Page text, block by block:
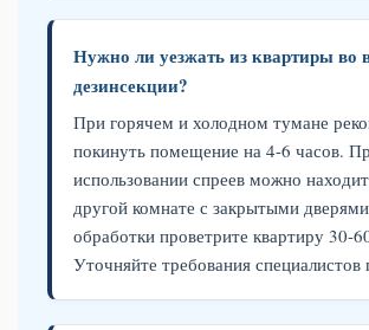
Нужно ли уезжать из квартиры во
дезинсекции?
При горячем и холодном тумане
покинуть помещение на 4-6 часов.
использовании спреев можно
другой комнате с закрытыми
обработки проветрите квартиру 30-
Уточняйте требования специалистов